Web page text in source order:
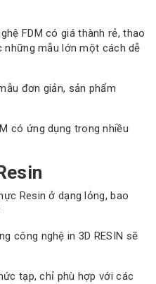
FDM có giá thành rẻ, thao
mẫu lớn một cách dễ
đơn giản, sản phẩm
có ứng dụng trong nhiều
Resin ở dạng lỏng, bao
công nghệ in 3D RESIN sẽ
tạp, chỉ phù hợp với các